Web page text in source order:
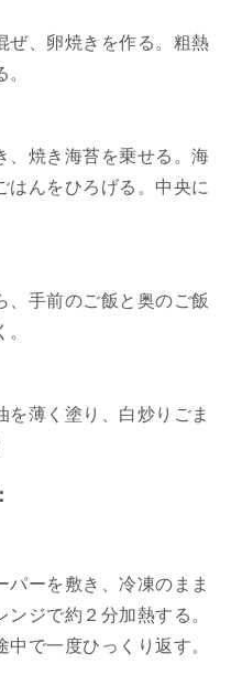
ぜ、卵焼きを作る。粗熱
、焼き海苔を乗せる。海
はんをひろげる。中央に
、手前のご飯と奥のご飯
を薄く塗り、白炒りごま
パーを敷き、冷凍のまま
ジで約２分加熱する。
で一度ひっくり返す。